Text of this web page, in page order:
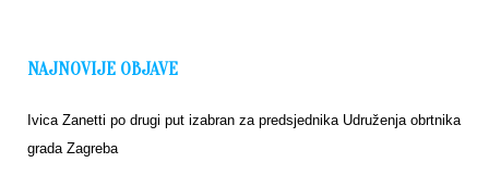
NAJNOVIJE OBJAVE
Ivica Zanetti po drugi put izabran za predsjednika Udruženja obrtnika
grada Zagreba